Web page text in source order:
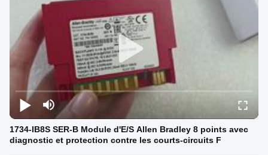
1734-IB8S SER-B Module d'E/S Allen Bradley 8 points avec
diagnostic et protection contre les courts-circuits F